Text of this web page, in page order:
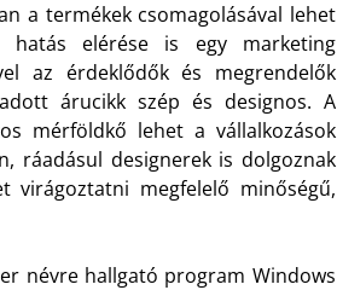
a termékek csomagolásával lehet
hatás elérése is egy marketing
az érdeklődők és megrendelők
árucikk szép és designos. A
mérföldkő lehet a vállalkozások
ráadásul designerek is dolgoznak
megfelelő minőségű,
névre hallgató program Windows